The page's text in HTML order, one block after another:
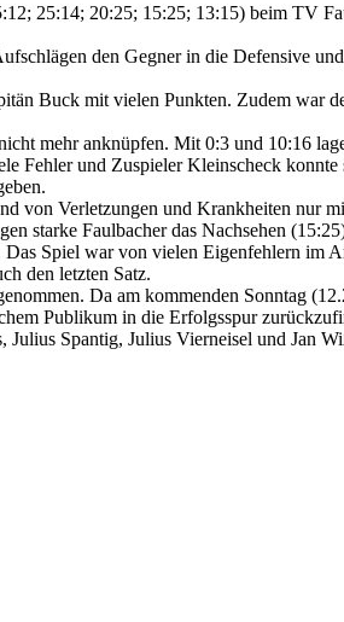
25:14; 20:25; 15:25; 13:15) beim TV
den Gegner in die Defensive
Buck mit vielen Punkten. Zudem war
mehr anknüpfen. Mit 0:3 und 10:16
Fehler und Zuspieler Kleinscheck
von Verletzungen und Krankheiten nur
starke Faulbacher das Nachsehen
Spiel war von vielen Eigenfehlern im
den letzten Satz.
Da am kommenden Sonntag
Publikum in die Erfolgsspur
Spantig, Julius Vierneisel und Jan